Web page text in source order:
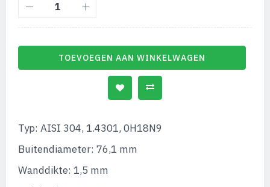
TOEVOEGEN AAN WINKELWAGEN
Typ: AISI 304, 1.4301, 0H18N9
Buitendiameter: 76,1 mm
Wanddikte: 1,5 mm